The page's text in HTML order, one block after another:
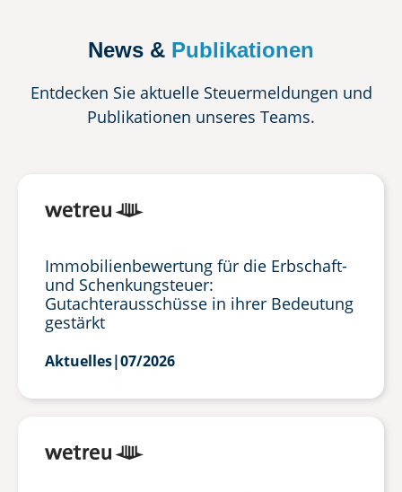
News & Publikationen
Entdecken Sie aktuelle Steuermeldungen und
Publikationen unseres Teams.
Immobilienbewertung für die Erbschaft-
und Schenkungsteuer:
Gutachterausschüsse in ihrer Bedeutung
gestärkt
Aktuelles|07/2026